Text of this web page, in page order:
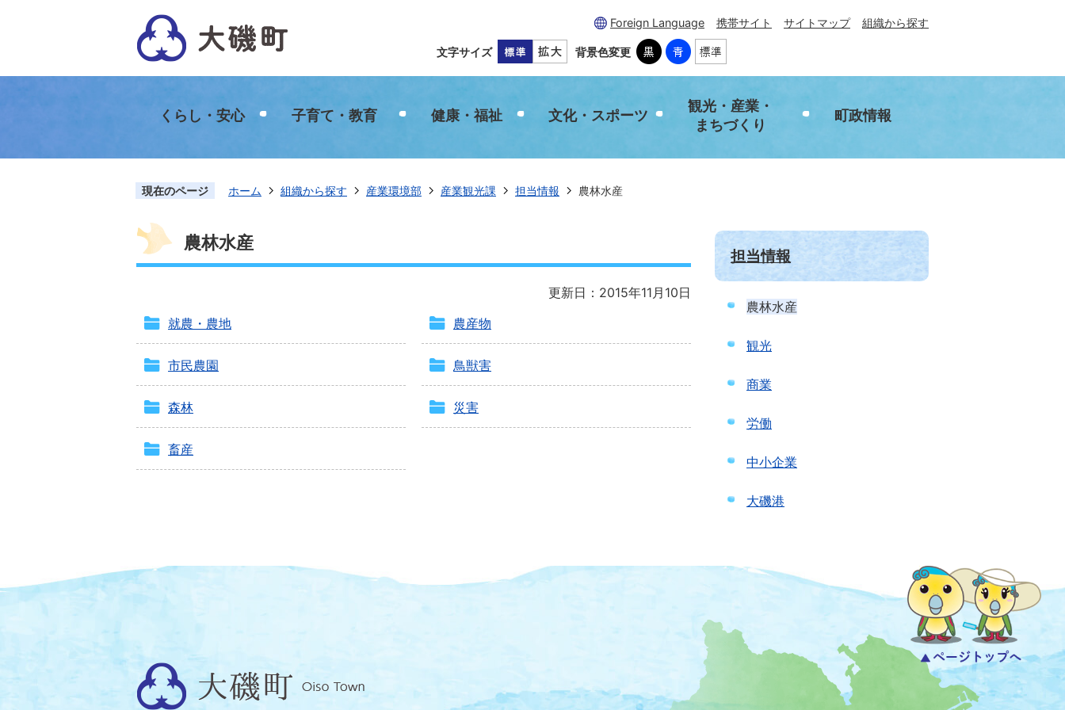
Foreign Language 携帯サイト サイトマップ 組織から探す
文字サイズ 背景色変更
くらし・安心 子育て・教育 健康・福祉 文化・スポーツ
観光・産業・
まちづくり
町政情報
現在のページ ホーム 組織から探す 産業環境部 産業観光課 担当情報 農林水産
農林水産
更新日：2015年11月10日
就農・農地
農産物
市民農園 鳥獣害
森林 災害
畜産
担当情報
農林水産
観光
商業
労働
中小企業
大磯港
位
大
磯